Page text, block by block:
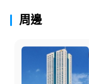
周邊